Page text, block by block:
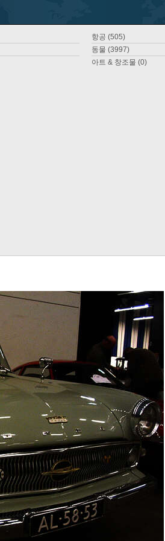
항공 (505)
동물 (3997)
아트 & 창조물 (0)